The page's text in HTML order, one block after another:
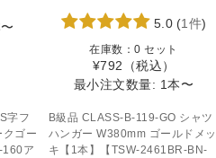
5.0 (1件)
在庫数：0 セット
¥792 （税込）
最小注文数量: 1本〜
字フ
クゴー
160ア
SOLD OUT
この商品へのお問い合わせ
B級品 CLASS-B-119-GO シャツ
ハンガー W380mm ゴールドメッ
キ【1本】【TSW-2461BR-BN-